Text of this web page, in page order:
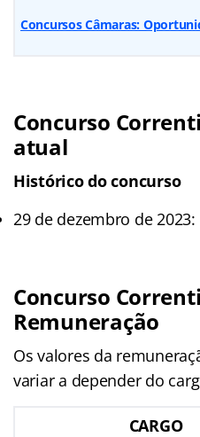
Concursos Câmaras:
Concurso
atual
Histórico do concurso
29 de dezembro de
Concurso
Remuneração
Os valores da
variar a depender do
CARGO